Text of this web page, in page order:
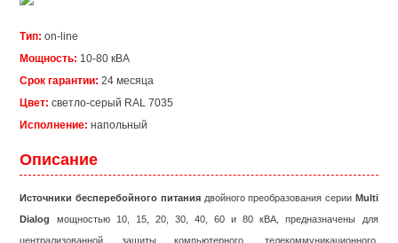
Тип:on-line
Мощность: 10-80 кВА
Срок гарантии:24 месяца
Цвет:светло-серый RAL 7035
Исполнение:напольный
Описание
Источники бесперебойного питаниядвойного преобразования серии Multi
Dialog
мощностью 10, 15, 20, 30, 40, 60 и 80 кВА, предназначены для
централизованной защиты компьютерного, телекоммуникационного,